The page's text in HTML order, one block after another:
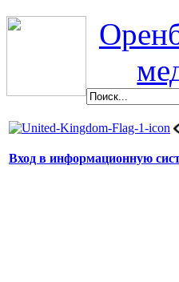
Вход в информационную